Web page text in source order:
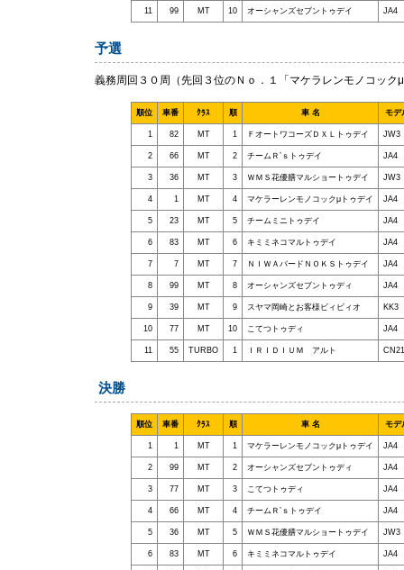
11 99 MT 10 オーシャンズセブントゥデイ JA4
予選
義務周回３０周（先回３位のＮｏ．１「マケラレンモノコッ
順位 車番 ｸﾗｽ 順 車 名 モデ
1 82 MT 1 ＦオートワコーズＤＸＬトゥデイ JW3
2 66 MT 2 チームＲ’ｓトゥデイ JA4
3 36 MT 3 ＷＭＳ花優膳マルショートゥデイ JW3
4 1 MT 4 マケラーレンモノコックμトゥデイ JA4
5 23 MT 5 チームミニトゥデイ JA4
6 83 MT 6 キミミネコマルトゥデイ JA4
7 7 MT 7 ＮＩＷＡバードＮＯＫＳトゥデイ JA4
8 99 MT 8 オーシャンズセブントゥディ JA4
9 39 MT 9 スヤマ岡崎とお客様ビィビィオ KK3
10 77 MT 10 こてつトゥディ JA4
11 55 TURBO 1 ＩＲＩＤＩＵＭ アルト
決勝
順位 車番 ｸﾗｽ 順 車 名 モデ
1 1 MT 1 マケラーレンモノコックμトゥデイ JA4
2 99 MT 2 オーシャンズセブントゥディ JA4
3 77 MT 3 こてつトゥディ JA4
4 66 MT 4 チームＲ’ｓトゥデイ JA4
5 36 MT 5 ＷＭＳ花優膳マルショートゥデイ JW3
6 83 MT 6 キミミネコマルトゥデイ JA4